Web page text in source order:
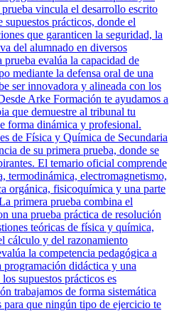
vincula el desarrollo escrito
prácticos, donde el
que garanticen la seguridad, la
del alumnado en diversos
evalúa la capacidad de
mediante la defensa oral de una
ser innovadora y alineada con los
Arke Formación te ayudamos a
que demuestre al tribunal tu
forma dinámica y profesional.
de Física y Química de Secundaria
de su primera prueba, donde se
El temario oficial comprende
termodinámica, electromagnetismo,
orgánica, fisicoquímica y una parte
primera prueba combina el
una prueba práctica de resolución
teóricas de física y química,
cálculo y del razonamiento
la competencia pedagógica a
programación didáctica y una
supuestos prácticos es
trabajamos de forma sistemática
para que ningún tipo de ejercicio te